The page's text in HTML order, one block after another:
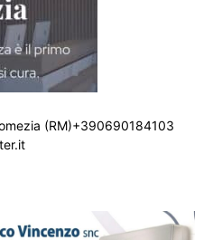
(RM)+390690184103